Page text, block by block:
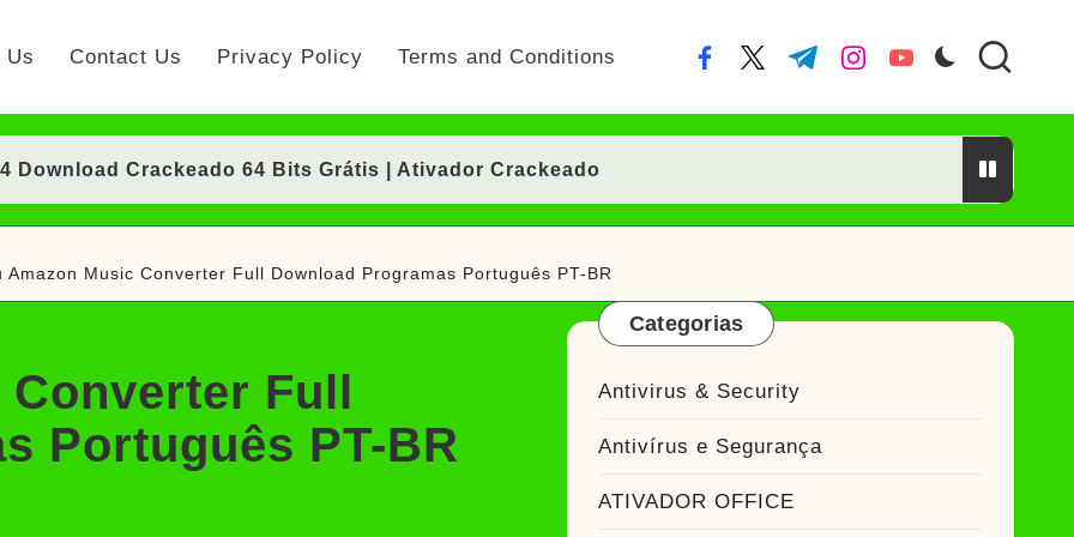
Us Contact Us Privacy Policy Terms and Conditions facebook.com
twitter.com
t.me instagram.com
youtube.com
Download Crackeado 64 Bits Grátis | Ativador Crackeado
Crackeado 64 Bits Português Grátis | Ativador Crackeado
Crackeado Download Português PT-BR
Download Crackeado 64 Bits Grátis | Ativador Crackeado
Download Português PT-BR
Download Grátis + Licença/Serial | Ativador Crackeado
Grátis 64 Bits Português (Portable/Instalador) | Ativador Crackeado
Amazon Music Converter Full Download Programas Português PT-BR
Converter Full
Português PT-BR
Categorias
Antivirus & Security
Antivírus e Segurança
ATIVADOR OFFICE